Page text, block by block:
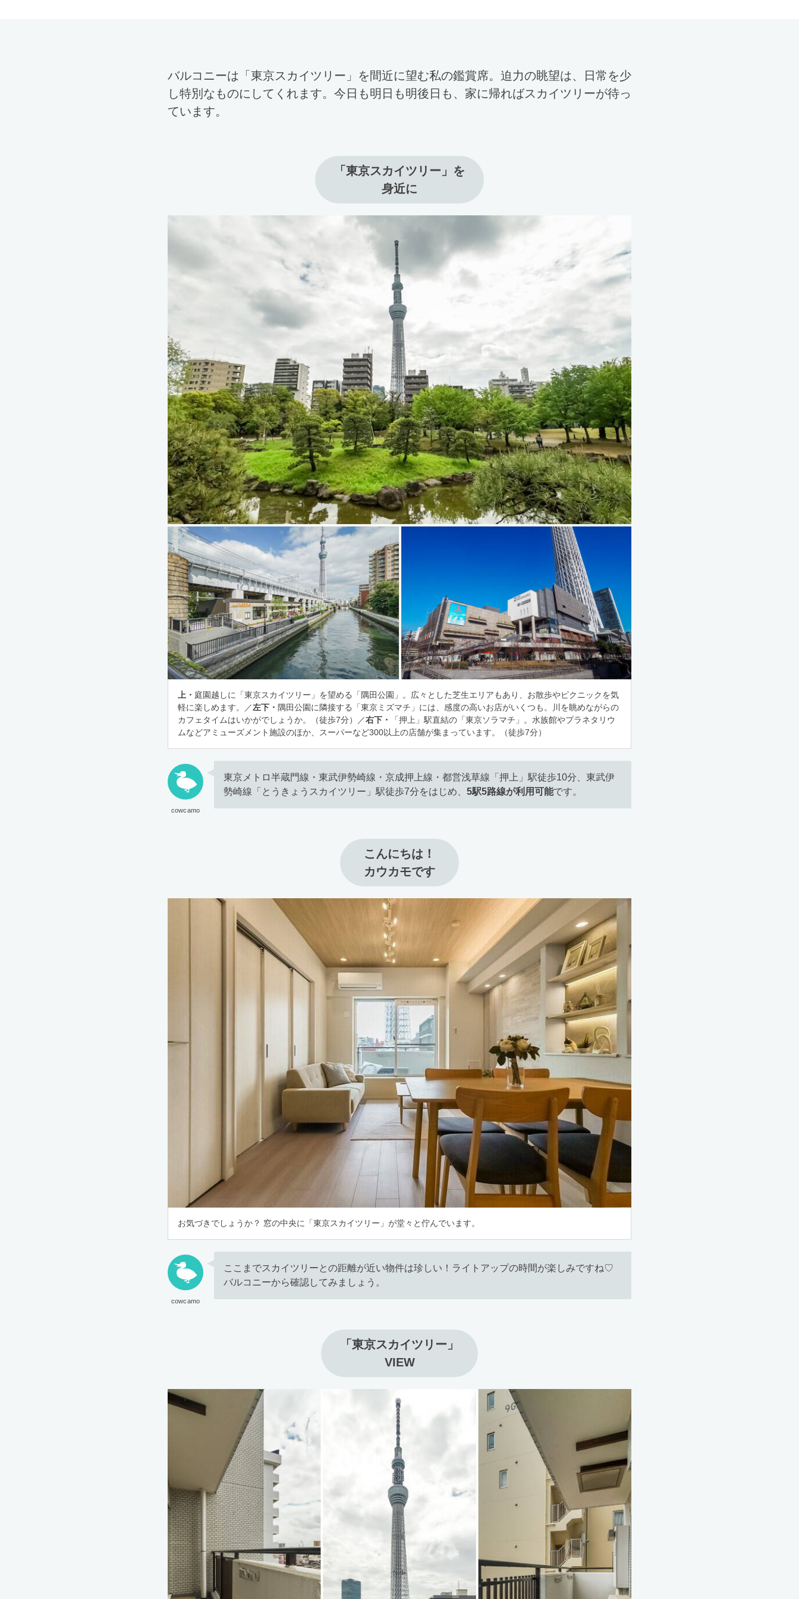
バルコニーは「東京スカイツリー」を間近に望む私の鑑賞席。迫力の眺望は、日常を少
し特別なものにしてくれます。今日も明日も明後日も、家に帰ればスカイツリーが待っ
ています。
「東京スカイツリー」を
身近に
上・ 庭園越しに「東京スカイツリー」を望める「隅田公園」。広々とした芝生エリアもあり、お散歩やピクニックを気
軽に楽しめます。／左下・ 隅田公園に隣接する「東京ミズマチ」には、感度の高いお店がいくつも。川を眺めながらの
カフェタイムはいかがでしょうか。（徒歩7分）／右下・
「押上」駅直結の「東京ソラマチ」。水族館やプラネタリウ
ムなどアミューズメント施設のほか、スーパーなど300以上の店舗が集まっています。（徒歩7分）
cowcamo
東京メトロ半蔵門線・東武伊勢崎線・京成押上線・都営浅草線「押上」駅徒歩10分、東武伊
勢崎線「とうきょうスカイツリー」駅徒歩7分をはじめ、 5駅5路線が利用可能です。
こんにちは！
カウカモです
お気づきでしょうか？ 窓の中央に「東京スカイツリー」が堂々と佇んでいます。
cowcamo
ここまでスカイツリーとの距離が近い物件は珍しい！ライトアップの時間が楽しみですね♡
バルコニーから確認してみましょう。
「東京スカイツリー」
VIEW